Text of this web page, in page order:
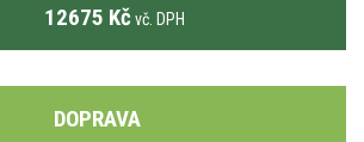
12675 Kč vč. DPH
DOPRAVA